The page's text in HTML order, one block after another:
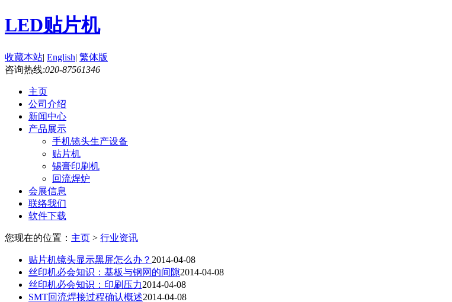
LED贴片机
收藏本站| English| 繁体版
咨询热线:020-87561346
主页
公司介绍
新闻中心
产品展示
手机镜头生产设备
贴片机
锡膏印刷机
回流焊炉
会展信息
联络我们
软件下载
您现在的位置： 主页 > 行业资讯
贴片机镜头显示黑屏怎么办？ 2014-04-08
丝印机必会知识：基板与钢网的间隙2014-04-08
丝印机必会知识：印刷压力2014-04-08
SMT回流焊接过程确认概述2014-04-08